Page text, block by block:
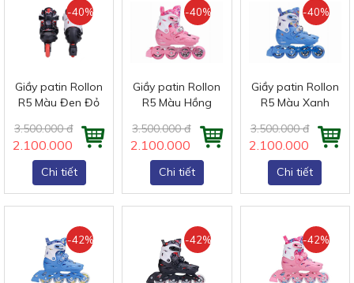
-40%
Giầy patin Rollon
R5 Màu Đen Đỏ
3.500.000 đ
2.100.000 đ
Chi tiết
-40%
Giầy patin Rollon
R5 Màu Hồng
3.500.000 đ
2.100.000 đ
Chi tiết
-40%
Giầy patin Rollon
R5 Màu Xanh
3.500.000 đ
2.100.000 đ
Chi tiết
-42% -42% -42%